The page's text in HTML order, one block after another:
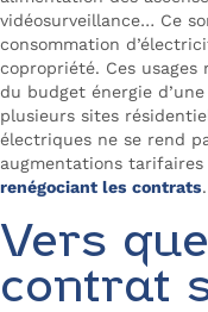
vidéosurveillance… Ce
consommation
copropriété. Ces
du budget énergie
plusieurs sites
électriques ne se rend
augmentations
renégociant les contrats.
Vers
contrat